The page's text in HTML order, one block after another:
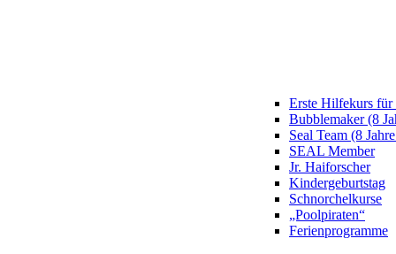
Erste Hilfekurs
Bubblemaker (8
Seal Team (8
SEAL Member
Jr. Haiforscher
Kindergeburtstag
Schnorchelkurse
„Poolpiraten“
Ferienprogramme